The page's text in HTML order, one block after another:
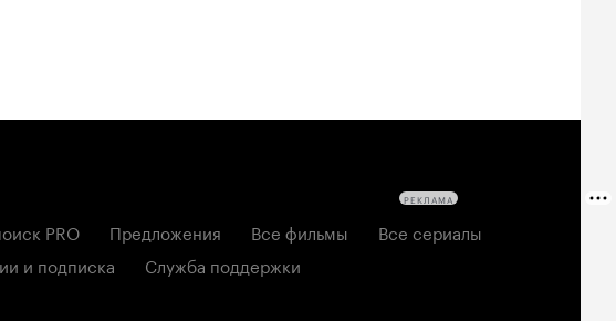
PRO Предложения Все фильмы
Все сериалы
и подписка Служба поддержки
РЕКЛАМА